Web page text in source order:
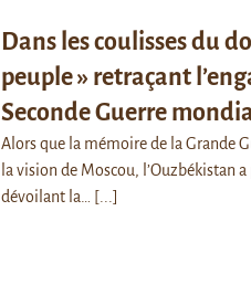
Dans les coulisses du
peuple » retraçant
Seconde Guerre
Alors que la mémoire de la Grande
la vision de Moscou, l’Ouzbékistan
dévoilant la…
[...]